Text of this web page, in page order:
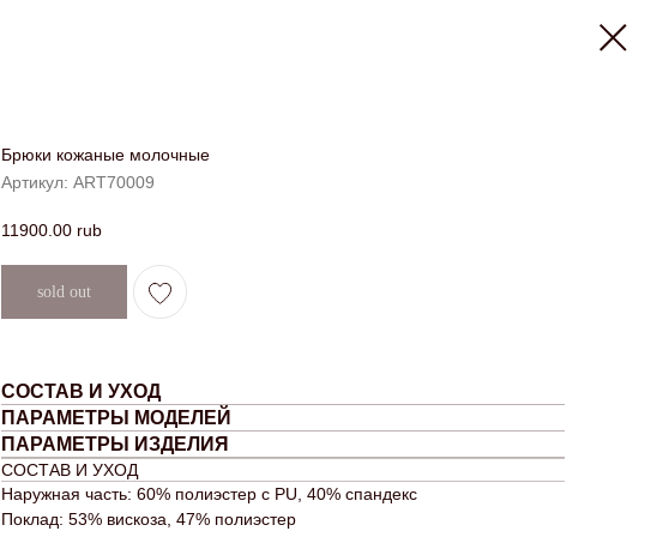
Брюки кожаные молочные
Артикул: ART70009
11900.00 rub
СОСТАВ И УХОД
ПАРАМЕТРЫ МОДЕЛЕЙ
ПАРАМЕТРЫ ИЗДЕЛИЯ
СОСТАВ И УХОД
Наружная часть: 60% полиэстер с PU, 40% спандекс
Поклад: 53% вискоза, 47% полиэстер